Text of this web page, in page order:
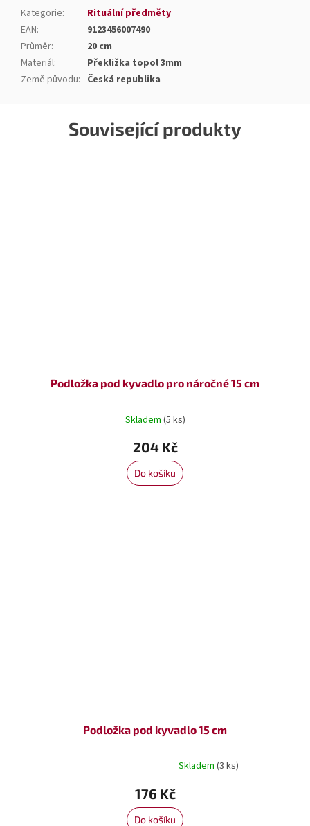
Související produkty
Podložka pod kyvadlo pro náročné 15 cm
Skladem (5 ks)
204 Kč
Do košíku
Podložka pod kyvadlo 15 cm
Skladem(3 ks)
176 Kč
Do košíku
Kategorie:
Rituální předměty
EAN:
9123456007490
Průměr:
20 cm
Materiál:
Překližka topol 3mm
Země původu: Česká republika